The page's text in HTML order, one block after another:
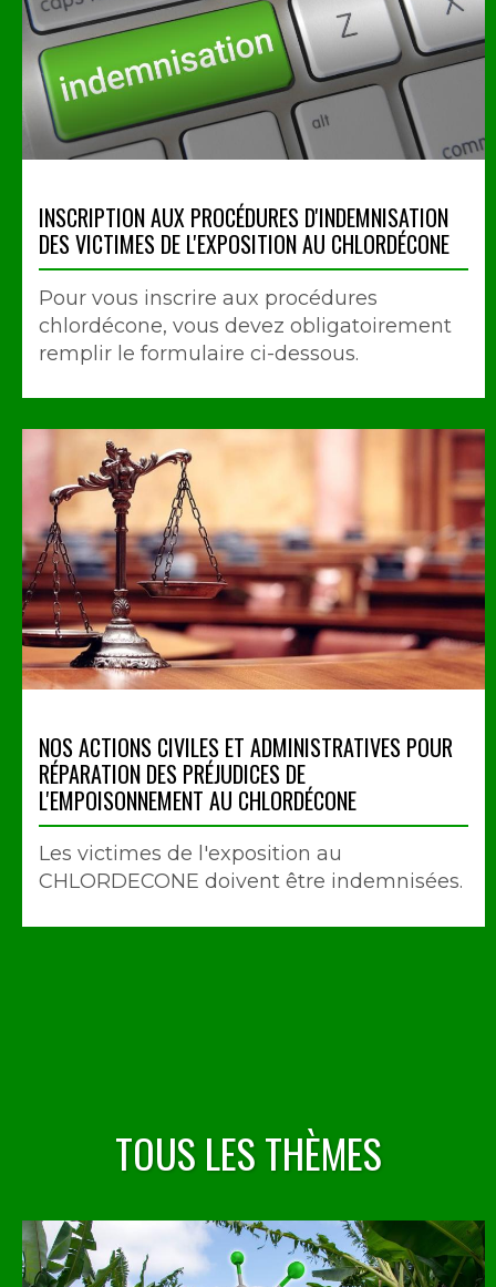
INSCRIPTION AUX PROCÉDURES D'INDEMNISATION
DES VICTIMES DE L'EXPOSITION AU CHLORDÉCONE
Pour vous inscrire aux procédures
chlordécone, vous devez obligatoirement
remplir le formulaire ci-dessous.
NOS ACTIONS CIVILES ET ADMINISTRATIVES POUR
RÉPARATION DES PRÉJUDICES DE
L'EMPOISONNEMENT AU CHLORDÉCONE
Les victimes de l'exposition au
CHLORDECONE doivent être indemnisées.
TOUS LES THÈMES